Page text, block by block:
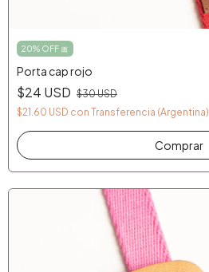
20% OFF 🎀
Porta cap rojo
$24 USD $30 USD
$21.60 USD con Transferencia (Argentina)
Comprar